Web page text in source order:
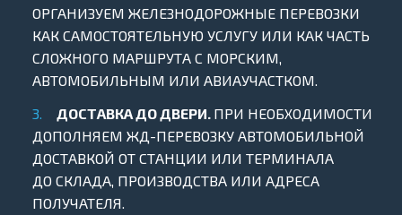
ОРГАНИЗУЕМ ЖЕЛЕЗНОДОРОЖНЫЕ ПЕРЕВОЗКИ
КАК САМОСТОЯТЕЛЬНУЮ УСЛУГУ ИЛИ КАК ЧАСТЬ
СЛОЖНОГО МАРШРУТА С МОРСКИМ,
АВТОМОБИЛЬНЫМ ИЛИ АВИАУЧАСТКОМ.
ДОСТАВКА ДО ДВЕРИ. ПРИ НЕОБХОДИМОСТИ
ДОПОЛНЯЕМ ЖД-ПЕРЕВОЗКУ АВТОМОБИЛЬНОЙ
ДОСТАВКОЙ ОТ СТАНЦИИ ИЛИ ТЕРМИНАЛА
ДО СКЛАДА, ПРОИЗВОДСТВА ИЛИ АДРЕСА
ПОЛУЧАТЕЛЯ.